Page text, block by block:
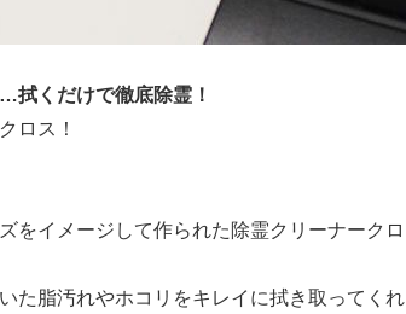
くだけで徹底除霊！
ロス！
をイメージして作られた除霊クリーナークロ
た脂汚れやホコリをキレイに拭き取ってくれ